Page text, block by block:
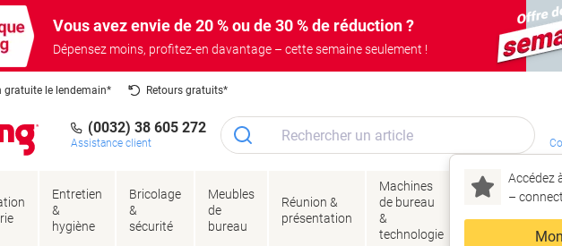
Vous avez envie de 20 % ou de 30 % de réduction ?
Dépensez moins, profitez-en davantage – cette semaine seulement !
gratuite le lendemain* Retours gratuits*
(0032) 38 605 272
Assistance client
Accédez
–
Entretien
&
hygiène
Bricolage
&
sécurité
Meubles
de
bureau
Réunion &
présentation
Machines
de bureau
&
technologie
Encres
&